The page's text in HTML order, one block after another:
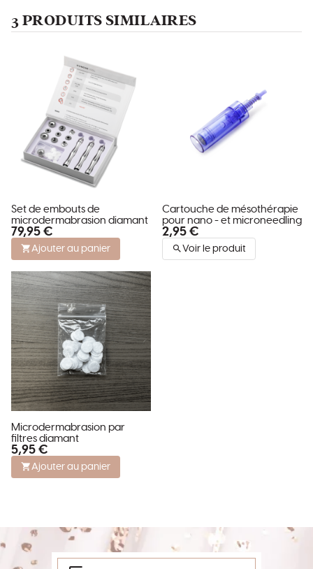
3 PRODUITS SIMILAIRES
Set de embouts de
microdermabrasion diamant
79,95 €
Ajouter au panier
Cartouche de mésothérapie
pour nano - et microneedling
2,95 €
Voir le produit
Microdermabrasion par
filtres diamant
5,95 €
Ajouter au panier